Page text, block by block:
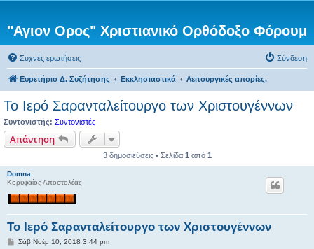
"Αγιον Ορος" Χριστιανικό Ορθόδοξο Φόρουμ
Συχνές ερωτήσεις Σύνδεση
Ευρετήριο Δ. Συζήτησης Εκκλησιαστικά Λειτουργικές απορίες.
Το Ιερό Σαρανταλείτουργο των Χριστουγέννων
Συντονιστής: Συντονιστές
Απάντηση
3 δημοσιεύσεις • Σελίδα 1 από 1
Domna
Κορυφαίος Αποστολέας
Το Ιερό Σαρανταλείτουργο των Χριστουγέννων
ΔΣάβ Νοέμ 10, 2018 3:44 pm